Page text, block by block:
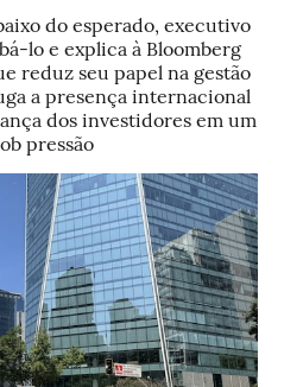
do esperado, executivo
lo e explica à Bloomberg
reduz seu papel na gestão
a presença internacional
dos investidores em um
pressão